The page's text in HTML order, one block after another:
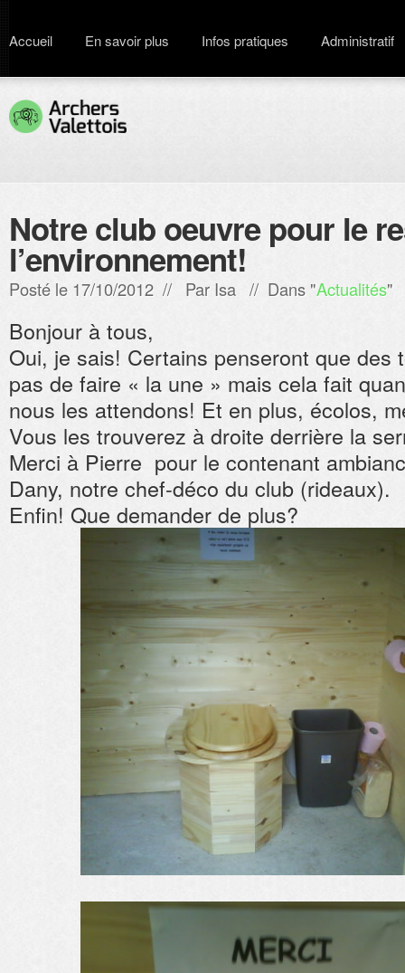
Accueil En savoir plus Infos pratiques Administratif
Notre club oeuvre pour le
l’environnement!
Posté le 17/10/2012 // Par Isa // Dans "Actualités"
Bonjour à tous,
Oui, je sais! Certains penseront que des
pas de faire « la une » mais cela fait
nous les attendons! Et en plus, écolos,
Vous les trouverez à droite derrière la
Merci à Pierre pour le contenant
Dany, notre chef-déco du club (rideaux).
Enfin! Que demander de plus?